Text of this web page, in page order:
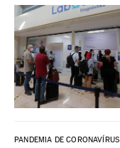
PANDEMIA DE CORONAVÍRUS